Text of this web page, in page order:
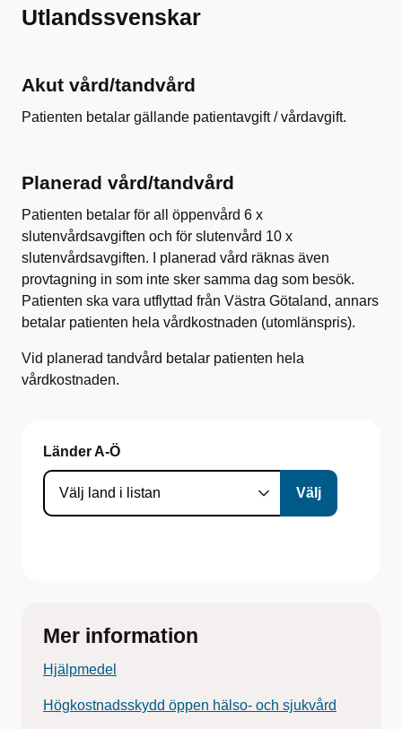
Utlandssvenskar
Akut vård/tandvård
Patienten betalar gällande patientavgift / vårdavgift.
Planerad vård/tandvård
Patienten betalar för all öppenvård 6 x
slutenvårdsavgiften och för slutenvård 10 x
slutenvårdsavgiften. I planerad vård räknas även
provtagning in som inte sker samma dag som besök.
Patienten ska vara utflyttad från Västra Götaland, annars
betalar patienten hela vårdkostnaden (utomlänspris).
Vid planerad tandvård betalar patienten hela
vårdkostnaden.
Länder A-Ö
Mer information
Hjälpmedel
Högkostnadsskydd öppen hälso- och sjukvård